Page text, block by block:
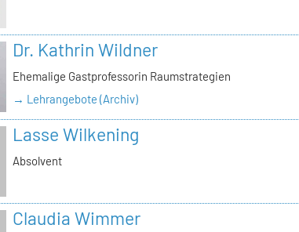
Dr. Kathrin Wildner
Ehemalige Gastprofessorin Raumstrategien
→ Lehrangebote (Archiv)
Lasse Wilkening
Absolvent
Claudia Wimmer